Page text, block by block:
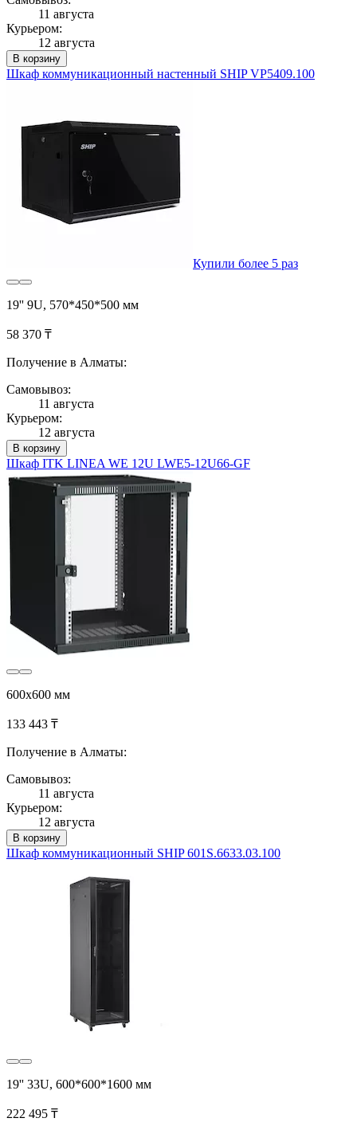
11 августа
Курьером:
12 августа
В корзину
Шкаф коммуникационный настенный SHIP VP5409.100
Купили более 5 раз
19'' 9U, 570*450*500 мм
58 370 ₸
Получение в Алматы:
Самовывоз:
11 августа
Курьером:
12 августа
В корзину
Шкаф ITK LINEA WE 12U LWE5-12U66-GF
600x600 мм
133 443 ₸
Получение в Алматы:
Самовывоз:
11 августа
Курьером:
12 августа
В корзину
Шкаф коммуникационный SHIP 601S.6633.03.100
19'' 33U, 600*600*1600 мм
222 495 ₸